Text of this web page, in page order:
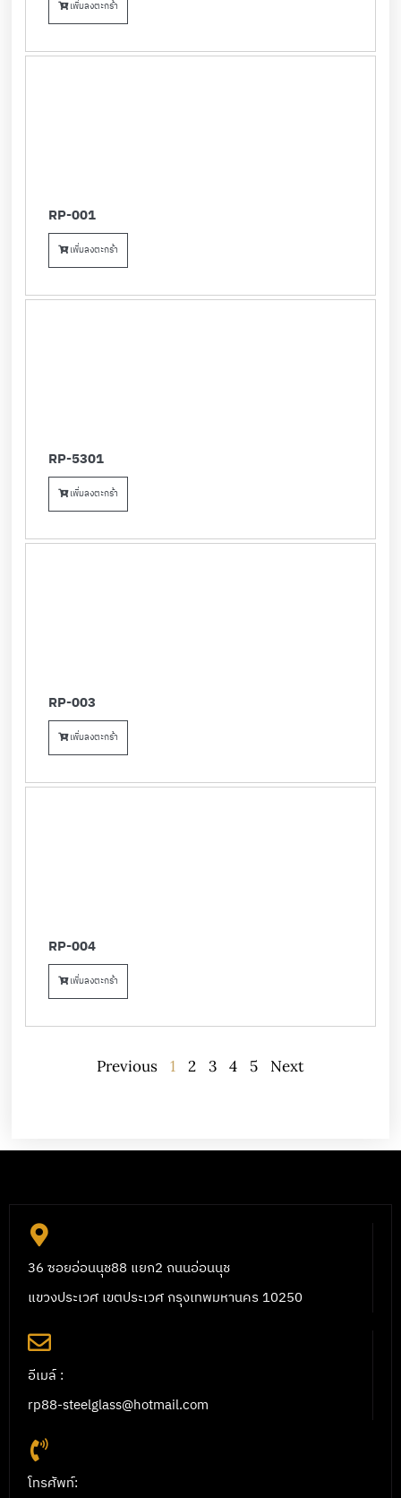
เพิ่มลงตะกร้า
RP-001
เพิ่มลงตะกร้า
RP-5301
เพิ่มลงตะกร้า
RP-003
เพิ่มลงตะกร้า
RP-004
เพิ่มลงตะกร้า
Previous 1 2 3 4 5 Next
36 ซอยอ่อนนุช88 แยก2 ถนนอ่อนนุช
แขวงประเวศ เขตประเวศ กรุงเทพมหานคร 10250
อีเมล์ :
rp88-steelglass@hotmail.com
โทรศัพท์: